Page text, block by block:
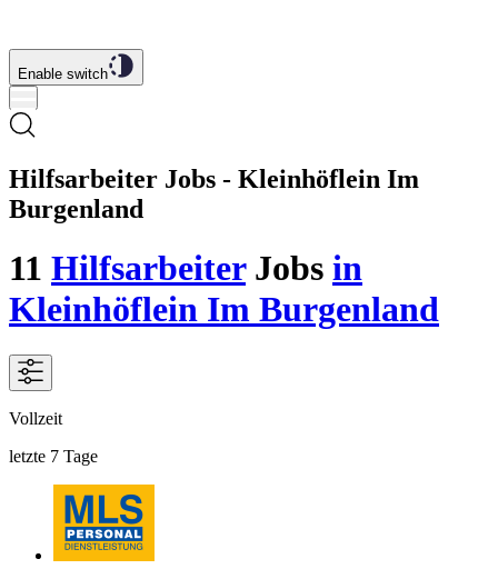
Enable switch
Hilfsarbeiter Jobs - Kleinhöflein Im
Burgenland
11 HilfsarbeiterJobs in
Kleinhöflein Im Burgenland
Vollzeit
letzte 7 Tage